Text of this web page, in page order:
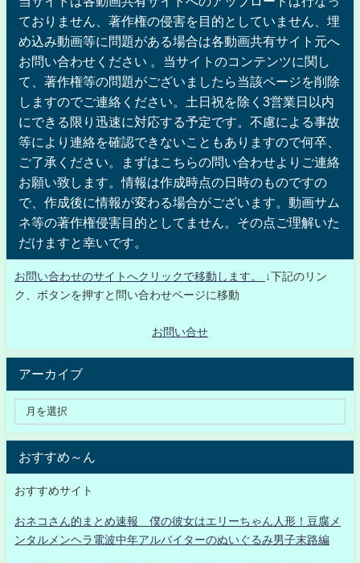
ておりません、著作権の侵害を目的としていません、埋
め込み動画等に問題がある場合は各動画共有サイト元へ
お問い合わせください 。当サイトのコンテンツに関し
て、著作権等の問題がございましたら当該ページを削除
しますのでご連絡ください。土日祝を除く3営業日以内
にできる限り迅速に対応する予定です。不慮による事故
等により連絡を確認できないこともありますので何卒、
ご了承ください。まずはこちらの問い合わせよりご連絡
お願い致します。情報は作成時点の日時のものですの
で、作成後に情報が変わる場合がございます。動画サム
ネ等の著作権侵害目的としてません。その点ご理解いた
だけますと幸いです。
お問い合わせのサイトへクリックで移動します。
↓下記のリン
ク、ボタンを押すと問い合わせページに移動
お問い合せ
アーカイブ
おすすめ～ん
おすすめサイト
おネコさん的まとめ速報 僕の彼女はエリーちゃん人形！豆腐メ
ンタルメンヘラ電波中年アルバイターのぬいぐるみ男子末路編